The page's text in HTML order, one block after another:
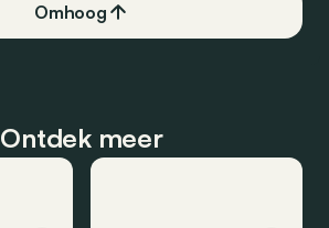
Omhoog
Ontdek meer